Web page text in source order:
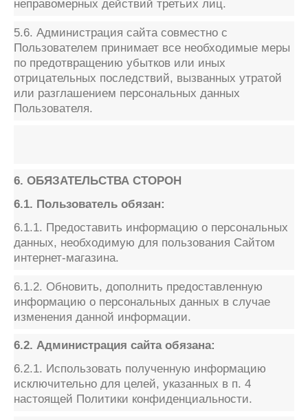
неправомерных действий третьих лиц.
5.6. Администрация сайта совместно с
Пользователем принимает все необходимые меры
по предотвращению убытков или иных
отрицательных последствий, вызванных утратой
или разглашением персональных данных
Пользователя.
6. ОБЯЗАТЕЛЬСТВА СТОРОН
6.1. Пользователь обязан:
6.1.1. Предоставить информацию о персональных
данных, необходимую для пользования Сайтом
интернет-магазина.
6.1.2. Обновить, дополнить предоставленную
информацию о персональных данных в случае
изменения данной информации.
6.2. Администрация сайта обязана:
6.2.1. Использовать полученную информацию
исключительно для целей, указанных в п. 4
настоящей Политики конфиденциальности.